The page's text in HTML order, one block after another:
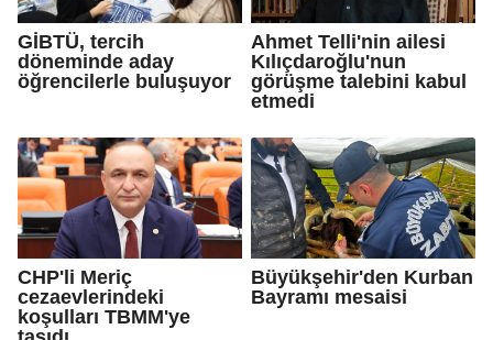
GİBTÜ, tercih
döneminde aday
öğrencilerle buluşuyor
Ahmet Telli'nin ailesi
Kılıçdaroğlu'nun
görüşme talebini kabul
etmedi
CHP'li Meriç
cezaevlerindeki
koşulları TBMM'ye
Büyükşehir'den Kurban
Bayramı mesaisi